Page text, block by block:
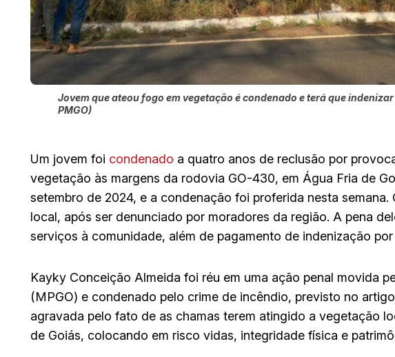
Jovem que ateou fogo em vegetação é condenado e terá que
PMGO)
Um jovem foi condenado a quatro anos de reclusão por
vegetação às margens da rodovia GO-430, em Água Fria de
setembro de 2024, e a condenação foi proferida nesta
local, após ser denunciado por moradores da região. A pena
serviços à comunidade, além de pagamento de indenização
Kayky Conceição Almeida foi réu em uma ação penal movida
(MPGO) e condenado pelo crime de incêndio, previsto no
agravada pelo fato de as chamas terem atingido a vegetação
de Goiás, colocando em risco vidas, integridade física e